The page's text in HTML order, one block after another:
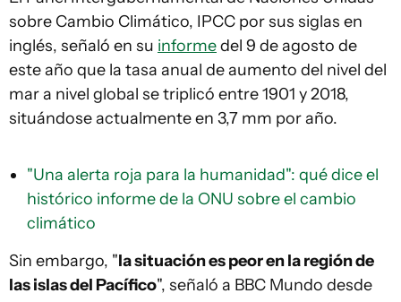
sobre Cambio Climático, IPCC por sus siglas en
inglés, señaló en su informedel 9 de agosto de
este año que la tasa anual de aumento del nivel del
mar a nivel global se triplicó entre 1901 y 2018,
situándose actualmente en 3,7 mm por año.
"Una alerta roja para la humanidad": qué dice el
histórico informe de la ONU sobre el cambio
climático
Sin embargo, "la situación es peor en la región de
las islas del Pacífico", señaló a BBC Mundo desde